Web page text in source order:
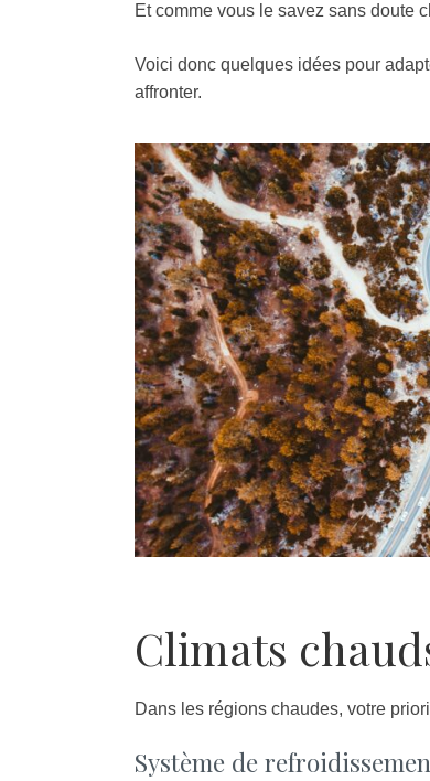
Et comme vous le savez sans doute
Voici donc quelques idées pour
affronter.
Climats
Dans les régions chaudes, votre
Système de